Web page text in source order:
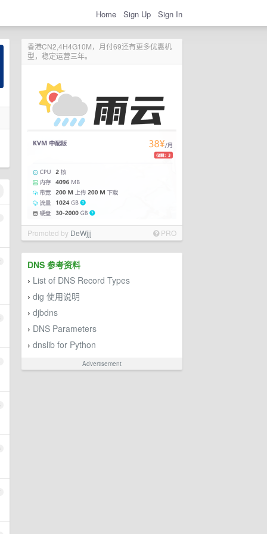
Home Sign Up Sign In
香港CN2,4H4G10M，月付69还有更多优惠机
型，稳定运营三年。
Promoted by DeWjjj PRO
DNS 参考资料
› List of DNS Record Types
› dig 使用说明
› djbdns
› DNS Parameters
› dnslib for Python
Advertisement